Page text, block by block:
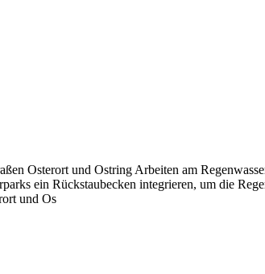
Osterort und Ostring Arbeiten am
ein Rückstaubecken integrieren, um die
und Os